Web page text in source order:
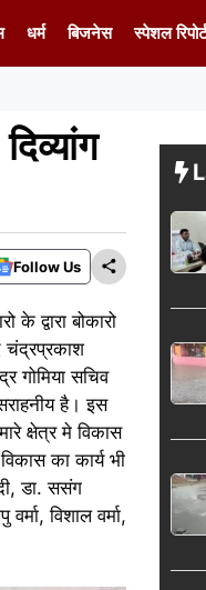
धर्म बिजनेस स्पेशल
Follow Us
द्वारा बोकारो
चंद्रप्रकाश
गोमिया सचिव
है। इस
क्षेत्र मे विकास
का कार्य भी
डा. ससंग
विशाल वर्मा,